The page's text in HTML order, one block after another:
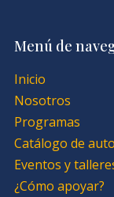
Menú de
Inicio
Nosotros
Programas
Catálogo de
Eventos y
¿Cómo apoyar?